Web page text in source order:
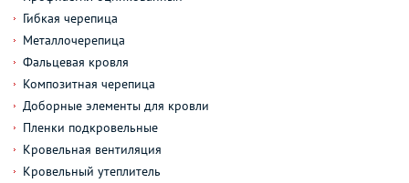
Гибкая черепица
Металлочерепица
Фальцевая кровля
Композитная черепица
Доборные элементы для кровли
Пленки подкровельные
Кровельная вентиляция
Кровельный утеплитель